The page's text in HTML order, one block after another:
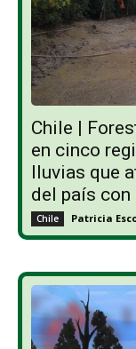
Chile |
en cinco
lluvias que
del país
Chile Patricia